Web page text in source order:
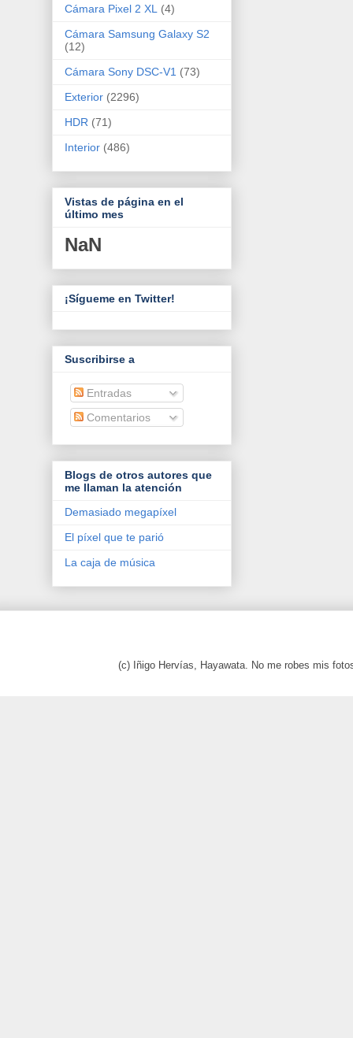
Cámara Pixel 2 XL
(4)
Cámara Samsung Galaxy S2
(12)
Cámara Sony DSC-V1 (73)
Exterior (2296)
HDR (71)
Interior (486)
Vistas de página en el
último mes
NaN
¡Sígueme en Twitter!
Suscribirse a
Entradas
Comentarios
Blogs de otros autores que
me llaman la atención
Demasiado megapíxel
El píxel que te parió
La caja de música
(c) Iñigo Hervías, Hayawata. No me robes mis